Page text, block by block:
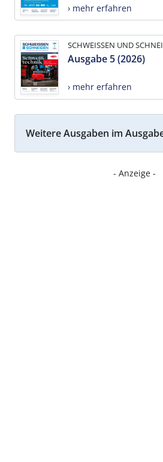
› mehr erfahren
SCHWEISSEN UND
Ausgabe 5 (2026)
› mehr erfahren
Weitere Ausgaben im
- Anzeige -